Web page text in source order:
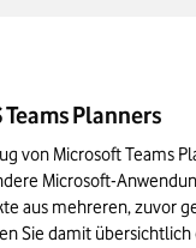
Planners
von Microsoft Teams
Microsoft-
aus mehreren, zuvor
Sie damit